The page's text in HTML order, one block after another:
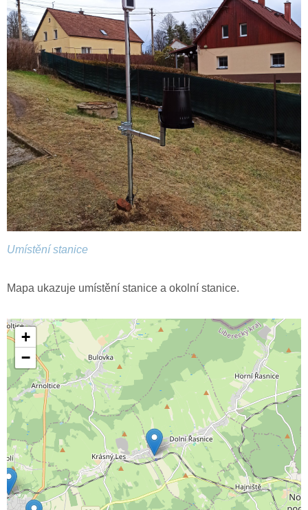
Umístění stanice
Mapa ukazuje umístění stanice a okolní stanice.
+
−